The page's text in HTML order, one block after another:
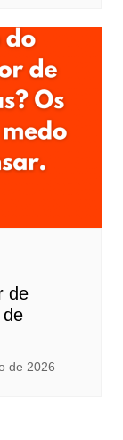
de
de 2026